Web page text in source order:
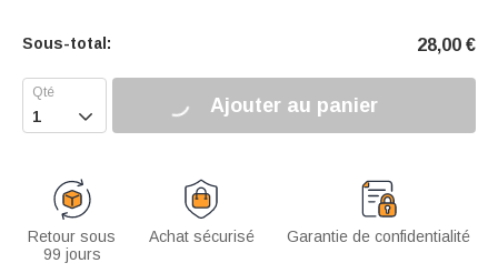
Sous-total: 28,00 €
 Ajouter au panier
Retour sous
99 jours
Achat sécurisé Garantie de confidentialité